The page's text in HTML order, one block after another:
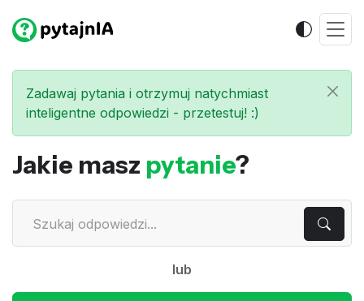
Zadawaj pytania i otrzymuj natychmiast
inteligentne odpowiedzi - przetestuj! :)
Jakie masz pytanie?
lub